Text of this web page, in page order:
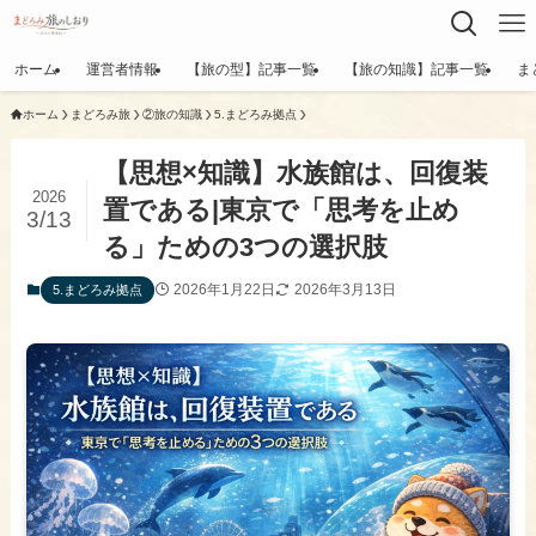
ホーム 運営者情報 【旅の型】記事一覧 【旅の知識】記事一覧 ま
ホーム まどろみ旅 ②旅の知識 ​5.まどろみ拠点
【思想×知識】水族館は、回復装
置である|東京で「思考を止め
る」ための3つの選択肢
2026
3/13
​5.まどろみ拠点 2026年1月22日 2026年3月13日